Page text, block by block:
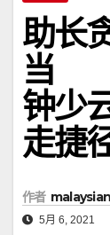
助长
当
钟少
走捷
作者
5月 6, 2021